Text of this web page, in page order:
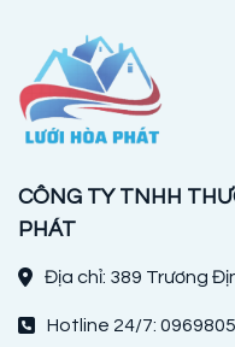
CÔNG TY TNHH
PHÁT
Địa chỉ: 389 Trương
Hotline 24/7: